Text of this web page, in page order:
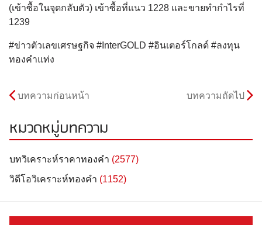
(เข้าซื้อในจุดกลับตัว) เข้าซื้อที่แนว 1228 และขายทำกำไรที่
1239
#ข่าวตัวเลขเศรษฐกิจ #InterGOLD #อินเตอร์โกลด์ #ลงทุน
ทองคำแท่ง
บทความก่อนหน้า บทความถัดไป
หมวดหมู่บทความ
บทวิเคราะห์ราคาทองคำ (2577)
วิดีโอวิเคราะห์ทองคำ (1152)